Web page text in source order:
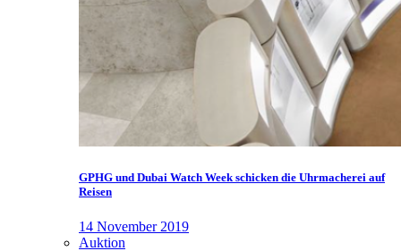
GPHG und Dubai Watch Week schicken die Uhrmacherei auf
Reisen
14 November 2019
Auktion